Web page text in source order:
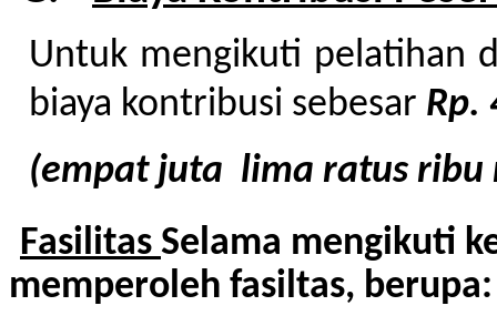
Untuk mengikuti pelatihan
biaya kontribusi sebesar Rp.
(empatjuta lima ratus ribu
Fasilitas Selama mengikuti
memperoleh fasiltas, berupa: